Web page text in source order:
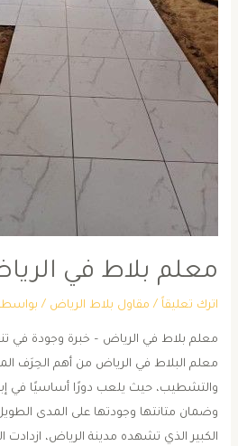
معلم بلاط في
اترك تعليقاً / مقاول بلاط الرياض /
معلم بلاط في الرياض – خبرة وجودة في
معلم البلاط في الرياض من أهم الحِرَف
والتشطيب، حيث يلعب دورًا أساسيًا في
وضمان متانتها وجودتها على المدى
الكبير الذي تشهده مدينة الرياض، ازدادت